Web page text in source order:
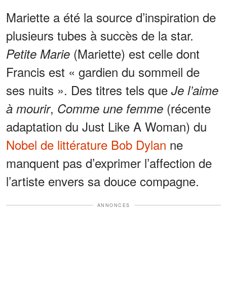
Mariette a été la source d’inspiration de
plusieurs tubes à succès de la star.
Petite Marie (Mariette) est celle dont
Francis est « gardien du sommeil de
ses nuits ». Des titres tels que Je l’aime
à mourir, Comme une femme (récente
adaptation du Just Like A Woman) du
Nobel de littérature Bob Dylan ne
manquent pas d’exprimer l’affection de
l’artiste envers sa douce compagne.
ANNONCES